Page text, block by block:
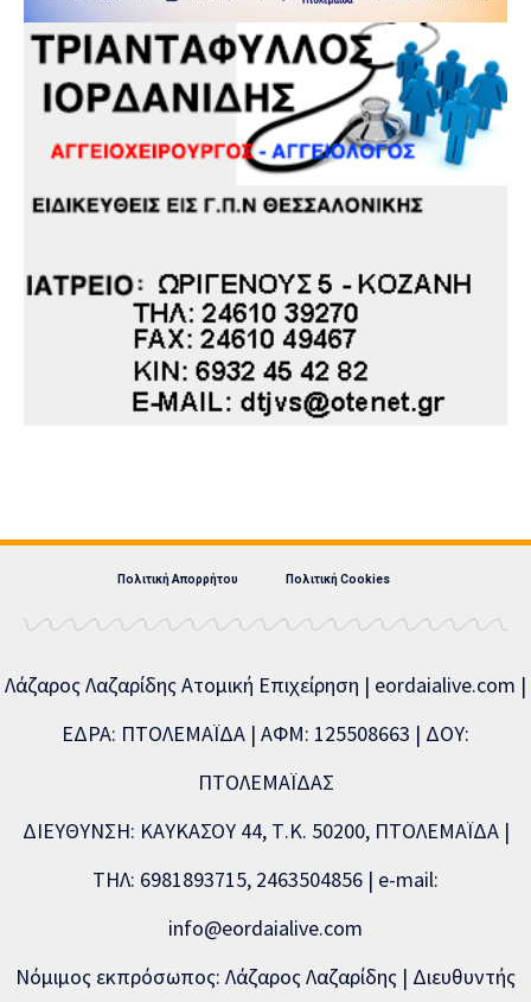
Πολιτική Απορρήτου Πολιτική Cookies
Λάζαρος Λαζαρίδης Ατομική Επιχείρηση | eordaialive.com |
ΕΔΡΑ: ΠΤΟΛΕΜΑΪΔΑ | ΑΦΜ: 125508663 | ΔΟΥ:
ΠΤΟΛΕΜΑΪΔΑΣ
ΔΙΕΥΘΥΝΣΗ: ΚΑΥΚΑΣΟΥ 44, Τ.Κ. 50200, ΠΤΟΛΕΜΑΪΔΑ |
ΤΗΛ: 6981893715, 2463504856 | e-mail:
info@eordaialive.com
Νόμιμος εκπρόσωπος: Λάζαρος Λαζαρίδης | Διευθυντής